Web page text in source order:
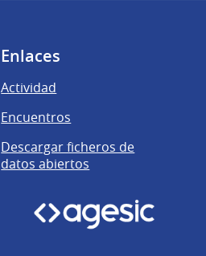
Enlaces
Actividad
Encuentros
Descargar ficheros de
datos abiertos